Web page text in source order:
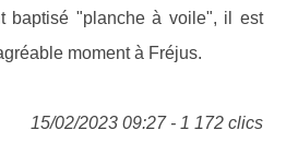
baptisé "planche à voile", il est
moment à Fréjus.
15/02/2023 09:27 - 1 172 clics